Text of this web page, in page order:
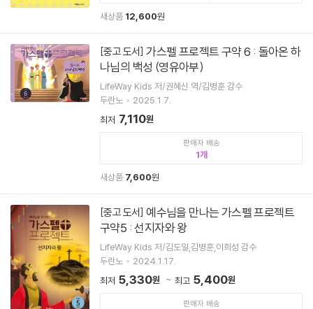
새상품 12,600원
[중고 도서] 가스펠 프로젝트 구약 6 : 돌아온 하
나님의 백성 (영유아부)
LifeWay Kids 저/권혜신 역/김병훈 감수
두란노
2025.1.7.
최저 7,110원
판매자 배송
1
새상품 7,600원
[중고 도서] 예수님을 만나는 가스펠 프로젝트
구약5 : 선지자와 왕
LifeWay Kids 저/김도일,김병훈,이희성 감수
두란노
2024.1.17.
최저 5,330원 최고 5,400원
판매자 배송